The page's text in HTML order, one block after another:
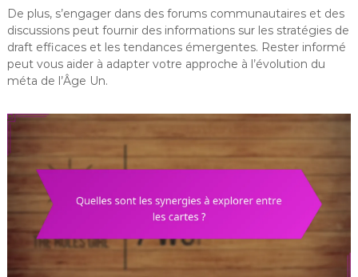
De plus, s’engager dans des forums communautaires et des
discussions peut fournir des informations sur les stratégies de
draft efficaces et les tendances émergentes. Rester informé
peut vous aider à adapter votre approche à l’évolution du
méta de l’Âge Un.